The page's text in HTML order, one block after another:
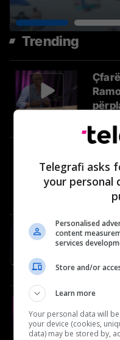
Trending
Roli i
’90
#40
#81:
Telegrafi asks
your personal
Personalised
content
services
Store and/or
Learn more
Your personal data will
your device (cookies,
data) may be stored by,